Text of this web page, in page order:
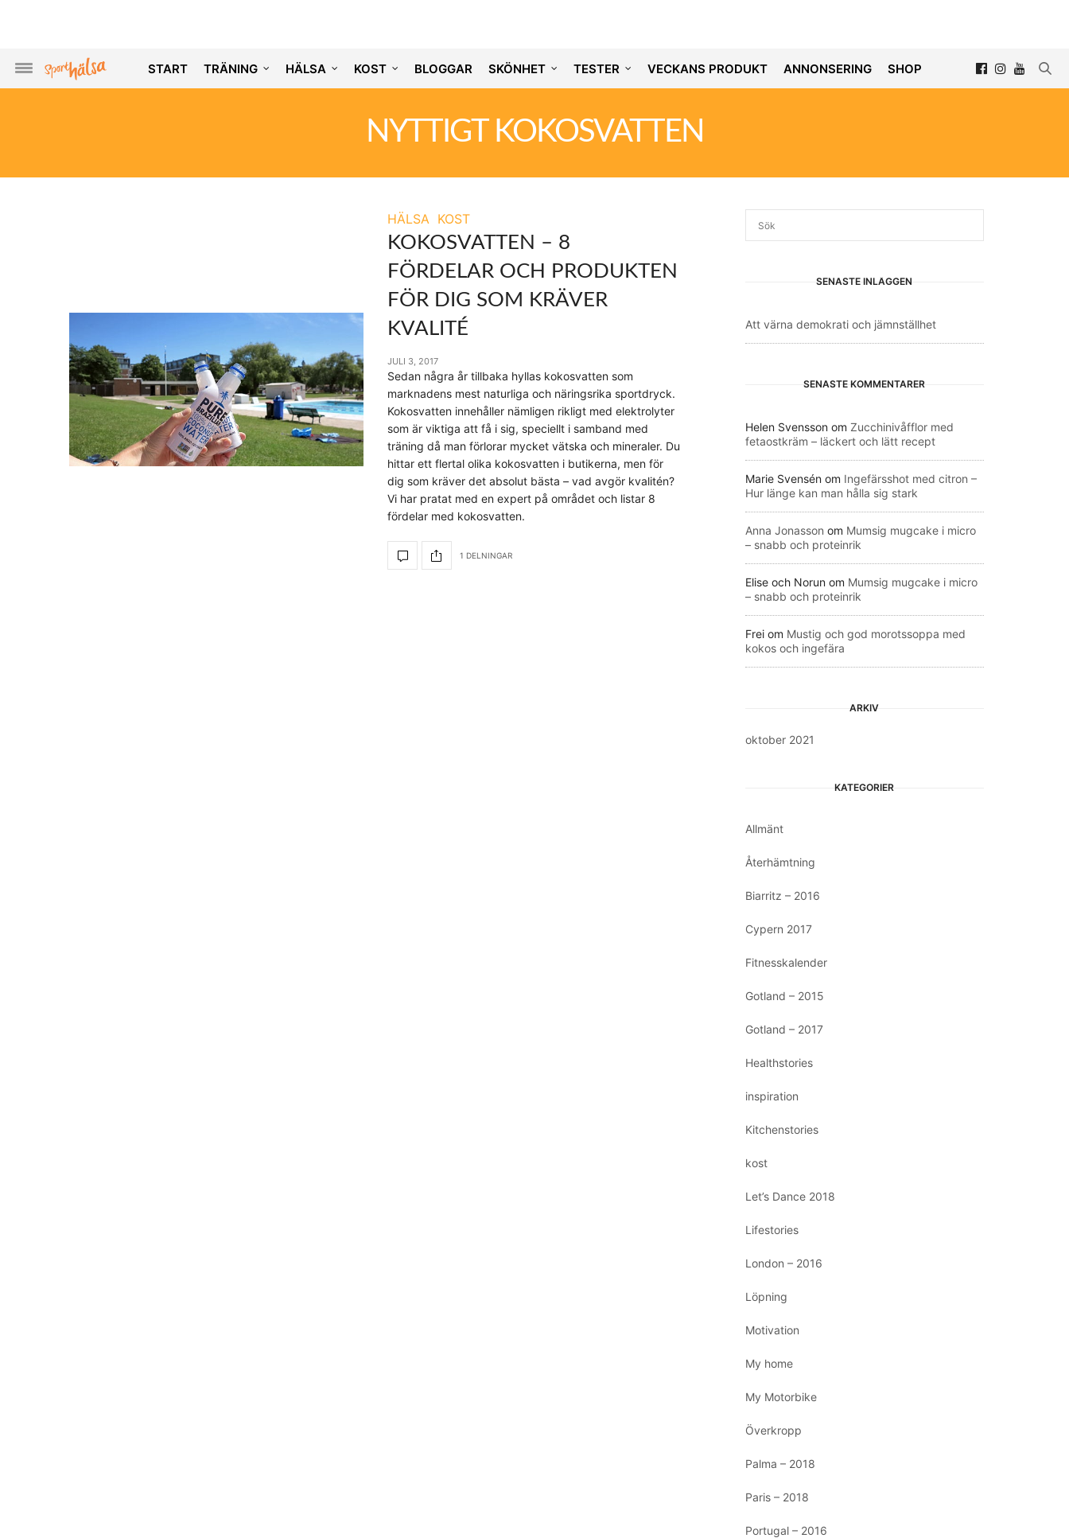
START TRÄNING HÄLSA KOST BLOGGAR SKÖNHET TESTER VECKANS PRODUKT ANNONSERING SHOP
NYTTIGT KOKOSVATTEN
HÄLSA KOST
KOKOSVATTEN – 8
FÖRDELAR OCH PRODUKTEN
FÖR DIG SOM KRÄVER
KVALITÉ
JULI 3, 2017
Sedan några år tillbaka hyllas kokosvatten som
marknadens mest naturliga och näringsrika sportdryck.
Kokosvatten innehåller nämligen rikligt med elektrolyter
som är viktiga att få i sig, speciellt i samband med
träning då man förlorar mycket vätska och mineraler. Du
hittar ett flertal olika kokosvatten i butikerna, men för
dig som kräver det absolut bästa – vad avgör kvalitén?
Vi har pratat med en expert på området och listar 8
fördelar med kokosvatten.
1 DELNINGAR
SENASTE INLÄGGEN
Att värna demokrati och jämnställhet
SENASTE KOMMENTARER
Helen Svensson om Zucchinivåfflor med
fetaostkräm – läckert och lätt recept
Marie Svensén om Ingefärsshot med citron –
Hur länge kan man hålla sig stark
Anna Jonasson om Mumsig mugcake i micro
– snabb och proteinrik
Elise och Norun om Mumsig mugcake i micro
– snabb och proteinrik
Frei om Mustig och god morotssoppa med
kokos och ingefära
ARKIV
oktober 2021
KATEGORIER
Allmänt
Återhämtning
Biarritz – 2016
Cypern 2017
Fitnesskalender
Gotland – 2015
Gotland – 2017
Healthstories
inspiration
Kitchenstories
kost
Let’s Dance 2018
Lifestories
London – 2016
Löpning
Motivation
My home
My Motorbike
Överkropp
Palma – 2018
Paris – 2018
Portugal – 2016